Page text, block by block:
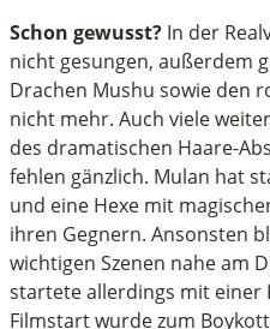
Schon gewusst? In der
nicht gesungen, außerdem
Drachen Mushu sowie den
nicht mehr. Auch viele
des dramatischen Haare-
fehlen gänzlich. Mulan hat
und eine Hexe mit
ihren Gegnern. Ansonsten
wichtigen Szenen nahe am
startete allerdings mit einer
Filmstart wurde zum